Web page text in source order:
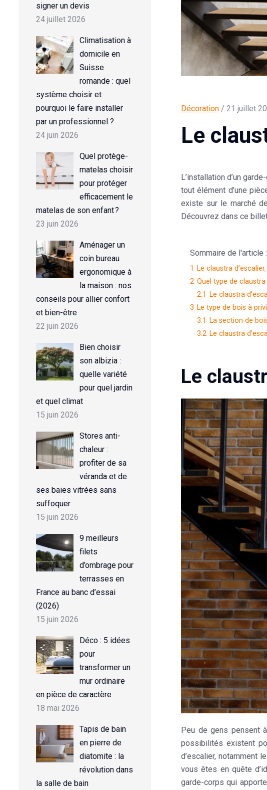
signer un devis
24 juillet 2026
Climatisation à
domicile en
Suisse
romande : quel
système choisir et
pourquoi le faire installer
par un professionnel ?
24 juin 2026
Quel protège-
matelas choisir
pour protéger
efficacement le
matelas de son enfant ?
23 juin 2026
Aménager un
coin bureau
ergonomique à
la maison : nos
conseils pour allier confort
et bien-être
22 juin 2026
Bien choisir
son albizia :
quelle variété
pour quel jardin
et quel climat
15 juin 2026
Stores anti-
chaleur :
profiter de sa
véranda et de
ses baies vitrées sans
suffoquer
15 juin 2026
9 meilleurs
filets
d’ombrage pour
terrasses en
France au banc d’essai
(2026)
15 juin 2026
Déco : 5 idées
pour
transformer un
mur ordinaire
en pièce de caractère
18 mai 2026
Tapis de bain
en pierre de
diatomite : la
révolution dans
la salle de bain
Décoration / 21 juillet
Le
L’installation d’un
tout élément d’une
existe sur le marché
Découvrez dans ce
Sommaire de l'article :
1
Le claustra
2 Quel type de
2.1
Le claustra
3 Le type de bois à
3.1
La section de
3.2 Le claustra
Le
Peu de gens pensent
possibilités existent
d’escalier, notamment
vous êtes en quête
garde-corps qui